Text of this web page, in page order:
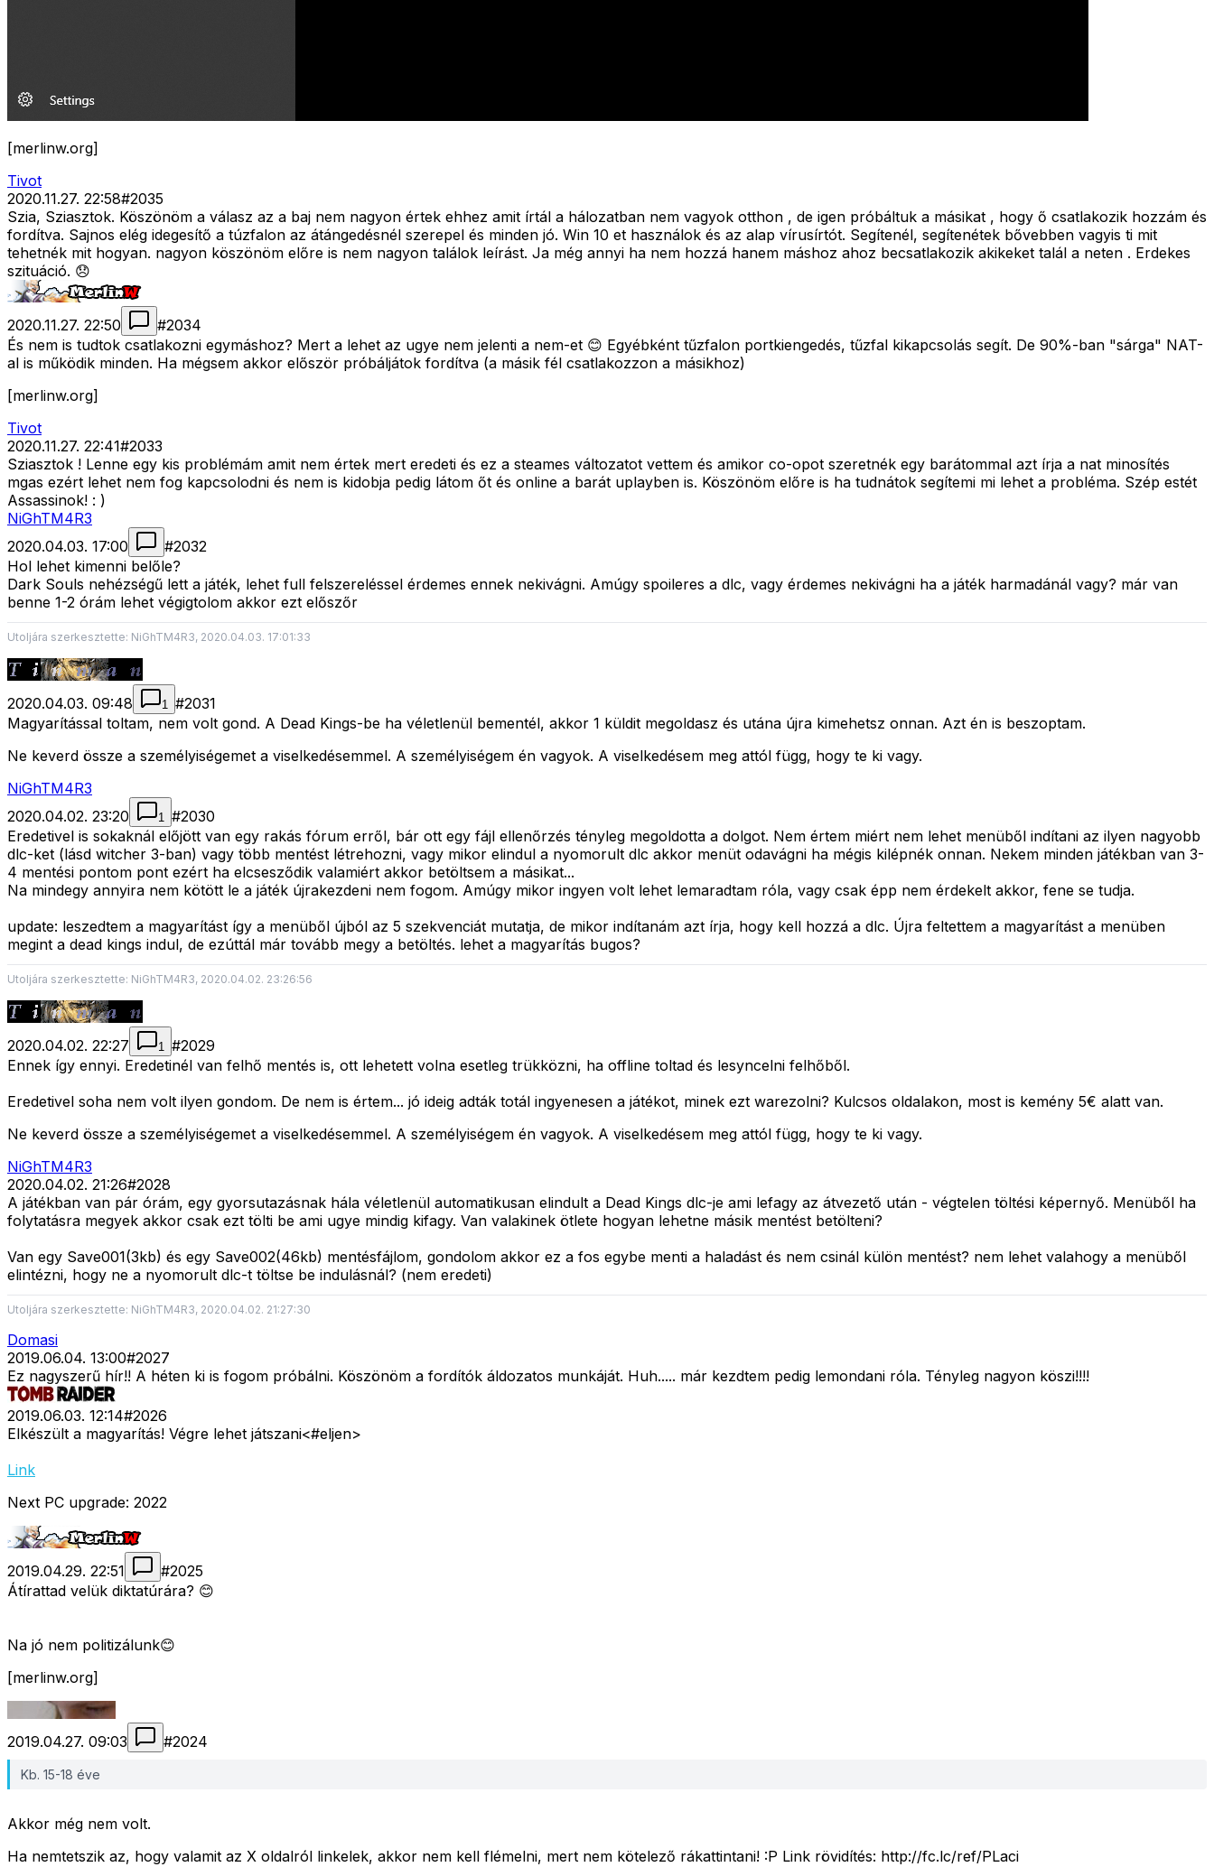
[merlinw.org]
Tivot
2020.11.27. 22:58#2035
Szia, Sziasztok. Köszönöm a válasz az a baj nem nagyon értek ehhez amit írtál a hálozatban nem vagyok otthon , de igen próbáltuk a másikat , hogy ő csatlakozik hozzám és
fordítva. Sajnos elég idegesítő a túzfalon az átángedésnél szerepel és minden jó. Win 10 et használok és az alap vírusírtót. Segítenél, segítenétek bővebben vagyis ti mit
tehetnék mit hogyan. nagyon köszönöm előre is nem nagyon találok leírást. Ja még annyi ha nem hozzá hanem máshoz ahoz becsatlakozik akikeket talál a neten . Erdekes
szituáció. 😞
2020.11.27. 22:50 #2034
És nem is tudtok csatlakozni egymáshoz? Mert a lehet az ugye nem jelenti a nem-et 😊 Egyébként tűzfalon portkiengedés, tűzfal kikapcsolás segít. De 90%-ban "sárga" NAT-
al is működik minden. Ha mégsem akkor először próbáljátok fordítva (a másik fél csatlakozzon a másikhoz)
[merlinw.org]
Tivot
2020.11.27. 22:41#2033
Sziasztok ! Lenne egy kis problémám amit nem értek mert eredeti és ez a steames változatot vettem és amikor co-opot szeretnék egy barátommal azt írja a nat minosítés
mgas ezért lehet nem fog kapcsolodni és nem is kidobja pedig látom őt és online a barát uplayben is. Köszönöm előre is ha tudnátok segítemi mi lehet a probléma. Szép estét
Assassinok! : )
NiGhTM4R3
2020.04.03. 17:00
#2032
Hol lehet kimenni belőle?
Dark Souls nehézségű lett a játék, lehet full felszereléssel érdemes ennek nekivágni. Amúgy spoileres a dlc, vagy érdemes nekivágni ha a játék harmadánál vagy? már van
benne 1-2 órám lehet végigtolom akkor ezt előszőr
Utoljára szerkesztette: NiGhTM4R3, 2020.04.03. 17:01:33
2020.04.03. 09:48 1 #2031
Magyarítással toltam, nem volt gond. A Dead Kings-be ha véletlenül bementél, akkor 1 küldit megoldasz és utána újra kimehetsz onnan. Azt én is beszoptam.
Ne keverd össze a személyiségemet a viselkedésemmel. A személyiségem én vagyok. A viselkedésem meg attól függ, hogy te ki vagy.
NiGhTM4R3
2020.04.02. 23:20
1 #2030
Eredetivel is sokaknál előjött van egy rakás fórum erről, bár ott egy fájl ellenőrzés tényleg megoldotta a dolgot. Nem értem miért nem lehet menüből indítani az ilyen nagyobb
dlc-ket (lásd witcher 3-ban) vagy több mentést létrehozni, vagy mikor elindul a nyomorult dlc akkor menüt odavágni ha mégis kilépnék onnan. Nekem minden játékban van 3-
4 mentési pontom pont ezért ha elcsesződik valamiért akkor betöltsem a másikat...
Na mindegy annyira nem kötött le a játék újrakezdeni nem fogom. Amúgy mikor ingyen volt lehet lemaradtam róla, vagy csak épp nem érdekelt akkor, fene se tudja.
update: leszedtem a magyarítást így a menüből újból az 5 szekvenciát mutatja, de mikor indítanám azt írja, hogy kell hozzá a dlc. Újra feltettem a magyarítást a menüben
megint a dead kings indul, de ezúttál már tovább megy a betöltés. lehet a magyarítás bugos?
Utoljára szerkesztette: NiGhTM4R3, 2020.04.02. 23:26:56
2020.04.02. 22:27 1 #2029
Ennek így ennyi. Eredetinél van felhő mentés is, ott lehetett volna esetleg trükközni, ha offline toltad és lesyncelni felhőből.
Eredetivel soha nem volt ilyen gondom. De nem is értem... jó ideig adták totál ingyenesen a játékot, minek ezt warezolni? Kulcsos oldalakon, most is kemény 5€ alatt van.
Ne keverd össze a személyiségemet a viselkedésemmel. A személyiségem én vagyok. A viselkedésem meg attól függ, hogy te ki vagy.
NiGhTM4R3
2020.04.02. 21:26#2028
A játékban van pár órám, egy gyorsutazásnak hála véletlenül automatikusan elindult a Dead Kings dlc-je ami lefagy az átvezető után - végtelen töltési képernyő. Menüből ha
folytatásra megyek akkor csak ezt tölti be ami ugye mindig kifagy. Van valakinek ötlete hogyan lehetne másik mentést betölteni?
Van egy Save001(3kb) és egy Save002(46kb) mentésfájlom, gondolom akkor ez a fos egybe menti a haladást és nem csinál külön mentést? nem lehet valahogy a menüből
elintézni, hogy ne a nyomorult dlc-t töltse be indulásnál? (nem eredeti)
Utoljára szerkesztette: NiGhTM4R3, 2020.04.02. 21:27:30
Domasi
2019.06.04. 13:00#2027
Ez nagyszerű hír!! A héten ki is fogom próbálni. Köszönöm a fordítók áldozatos munkáját. Huh..... már kezdtem pedig lemondani róla. Tényleg nagyon köszi!!!!
2019.06.03. 12:14#2026
Elkészült a magyarítás! Végre lehet játszani<#eljen>
Link
Next PC upgrade: 2022
2019.04.29. 22:51 #2025
Átírattad velük diktatúrára? 😊
Na jó nem politizálunk😊
[merlinw.org]
2019.04.27. 09:03 #2024
Kb. 15-18 éve
Akkor még nem volt.
Ha nemtetszik az, hogy valamit az X oldalról linkelek, akkor nem kell flémelni, mert nem kötelező rákattintani! :P Link rövidítés: http://fc.lc/ref/PLaci